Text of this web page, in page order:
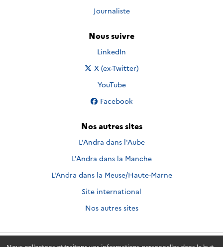
Journaliste
Nous suivre
Nous suivre sur
LinkedIn
Nous suivre sur
X (ex-Twitter)
Nous suivre sur
YouTube
Nous suivre sur
Facebook
Nos autres sites
L'Andra dans l'Aube
L'Andra dans la Manche
L'Andra dans la Meuse/Haute-Marne
Site international
Nos autres sites